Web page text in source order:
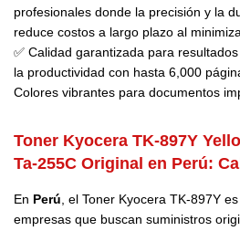
profesionales donde la precisión y la
reduce costos a largo plazo al
✅ Calidad garantizada para
la productividad con hasta 6,000
Colores vibrantes para documentos
Toner Kyocera TK-897Y
Ta-255C Original en Perú:
En Perú , el Toner Kyocera TK-897Y
empresas que buscan suministros